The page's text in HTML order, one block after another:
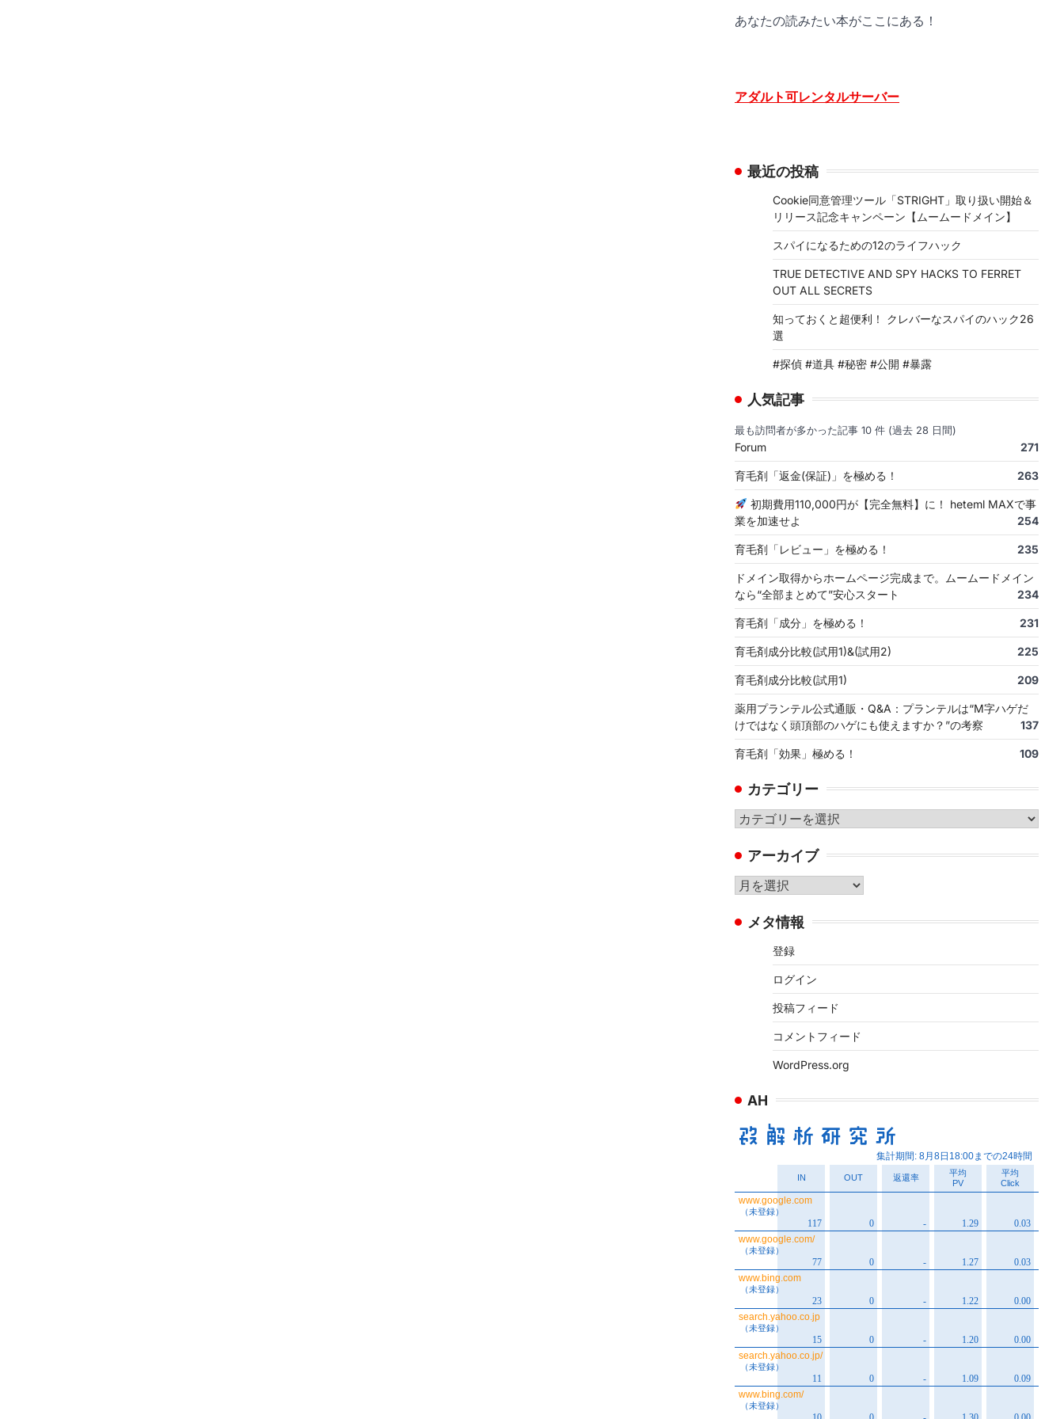
あなたの読みたい本がここにある！
アダルト可レンタルサーバー
最近の投稿
Cookie同意管理ツール「STRIGHT」取り扱い開始＆
リリース記念キャンペーン【ムームードメイン】
スパイになるための12のライフハック
TRUE DETECTIVE AND SPY HACKS TO FERRET
OUT ALL SECRETS
知っておくと超便利！ クレバーなスパイのハック26
選
#探偵 #道具 #秘密 #公開 #暴露
人気記事
最も訪問者が多かった記事 10 件 (過去 28 日間)
Forum 271
育毛剤「返金(保証)」を極める！ 263
初期費用110,000円が【完全無料】に！ heteml MAXで事
業を加速せよ
254
育毛剤「レビュー」を極める！ 235
ドメイン取得からホームページ完成まで。ムームードメイン
なら“全部まとめて”安心スタート
234
育毛剤「成分」を極める！ 231
育毛剤成分比較(試用1)&(試用2) 225
育毛剤成分比較(試用1) 209
薬用プランテル公式通販・Q&A：プランテルは“M字ハゲだ
けではなく頭頂部のハゲにも使えますか？”の考察
137
育毛剤「効果」極める！ 109
カテゴリー
カ
ゴ
リ
ー
アーカイブ
ア
カ メタ情報
登録
ログイン
投稿フィード
コメントフィード
WordPress.org
AH